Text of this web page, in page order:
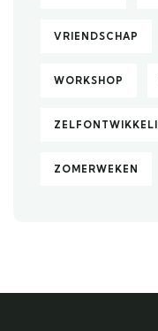
VRIENDSCHAP
WORKSHOP
ZOMERWEKEN